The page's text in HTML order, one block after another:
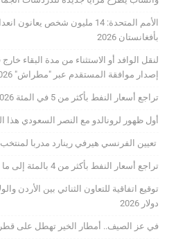
الأمم المتحدة: 14 مليون شخص
بأفغانستان 2026
لنقل الوافد أو الاستثناء من مدة البقاء
إصدار موافقة المستقدم عبر "مطراش" 2026
تراجع أسعار النفط بأكثر من 5 في المئة 2026
أول ظهور لرونالدو مع النصر السعودي هذا
تعيين الفرنسي هيرفي رينارد مدربا لمنتخب
تراجع أسعار النفط بأكثر من 4 بالمئة إلى ما دون 81 دولارا للبرميل 2026
دولار 2026
في عز الصيف.. أمطار الخير تهطل على قطر